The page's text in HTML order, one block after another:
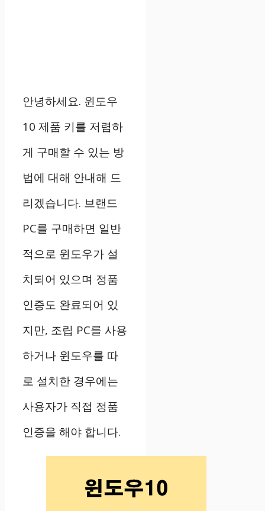
안녕하세요. 윈도우
10 제품 키를 저렴하
게 구매할 수 있는 방
법에 대해 안내해 드
리겠습니다. 브랜드
PC를 구매하면 일반
적으로 윈도우가 설
치되어 있으며 정품
인증도 완료되어 있
지만, 조립 PC를 사용
하거나 윈도우를 따
로 설치한 경우에는
사용자가 직접 정품
인증을 해야 합니다.